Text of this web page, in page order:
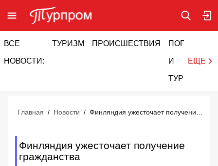
ВСЕ
НОВОСТИ:
ТУРИЗМ ПРОИСШЕСТВИЯ ПОГОДА
И
ТУРИЗМ
ЕЩЕ
Главная / Новости /
Финляндия ужесточает получение
гражданства